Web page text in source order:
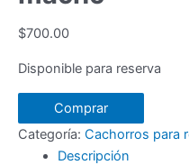
$700.00
Disponible para reserva
Chihuahua
de
Comprar
Categoría: Cachorros para
Descripción